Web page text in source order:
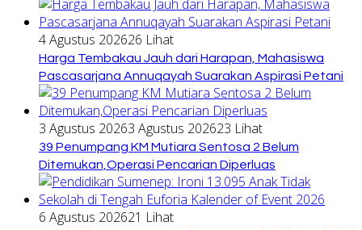
4 Agustus 202626 Lihat
Harga Tembakau Jauh dari Harapan, Mahasiswa
Pascasarjana Annuqayah Suarakan Aspirasi Petani
3 Agustus 20263 Agustus 202623 Lihat
39 Penumpang KM Mutiara Sentosa 2 Belum
Ditemukan,Operasi Pencarian Diperluas
6 Agustus 202621 Lihat